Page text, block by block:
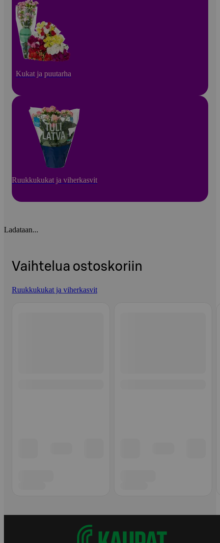
Kukat ja puutarha
Ruukkukukat ja viherkasvit
Ladataan...
Vaihtelua ostoskoriin
Ruukkukukat ja viherkasvit